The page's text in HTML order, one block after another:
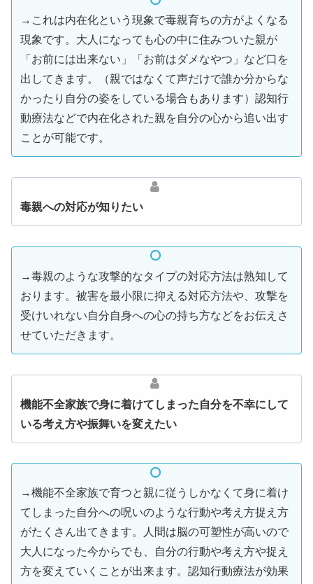
→これは内在化という現象で毒親育ちの方がよくなる
現象です。大人になっても心の中に住みついた親が
「お前には出来ない」「お前はダメなやつ」など口を
出してきます。（親ではなくて声だけで誰か分からな
かったり自分の姿をしている場合もあります）認知行
動療法などで内在化された親を自分の心から追い出す
ことが可能です。
毒親への対応が知りたい
→毒親のような攻撃的なタイプの対応方法は熟知して
おります。被害を最小限に抑える対応方法や、攻撃を
受けいれない自分自身への心の持ち方などをお伝えさ
せていただきます。
機能不全家族で身に着けてしまった自分を不幸にして
いる考え方や振舞いを変えたい
→機能不全家族で育つと親に従うしかなくて身に着け
てしまった自分への呪いのような行動や考え方捉え方
がたくさん出てきます。人間は脳の可塑性が高いので
大人になった今からでも、自分の行動や考え方や捉え
方を変えていくことが出来ます。認知行動療法が効果